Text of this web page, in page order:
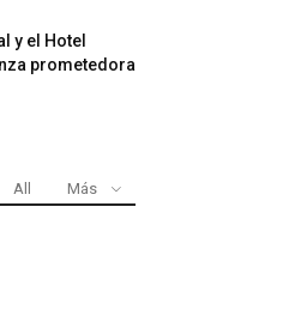
y el Hotel
prometedora
All Más